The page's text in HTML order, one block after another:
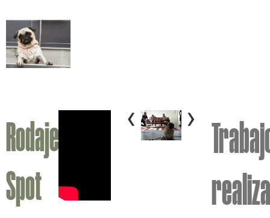
Rodaje
Spot
‹ ›